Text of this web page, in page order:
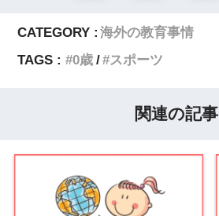
CATEGORY : 海外の教育事情
TAGS :
0歳 スポーツ
関連の記事